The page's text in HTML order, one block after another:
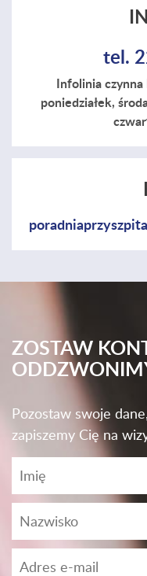
tel.
Infolinia czynna
poniedziałek,
ZOSTAW
Pozostaw swoje
zapiszemy Cię na